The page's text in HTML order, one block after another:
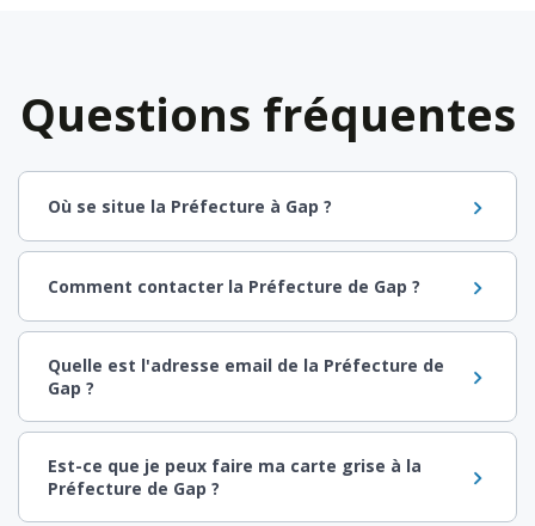
Questions fréquentes
Où se situe la Préfecture à Gap ?
Comment contacter la Préfecture de Gap ?
Quelle est l'adresse email de la Préfecture de
Gap ?
Est-ce que je peux faire ma carte grise à la
Préfecture de Gap ?